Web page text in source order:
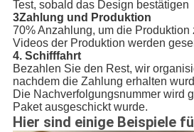
Test, sobald das Design bestätigen
3Zahlung und Produktion
70% Anzahlung, um die Produktion
Videos der Produktion werden
4. Schifffahrt
Bezahlen Sie den Rest, wir
nachdem die Zahlung erhalten
Die Nachverfolgungsnummer wird
Paket ausgeschickt wurde.
Hier sind einige Beispiele